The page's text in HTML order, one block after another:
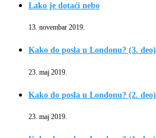
Lako je dotaći nebo
13. novembar 2019.
Kako do posla u Londonu? (3. deo)
23. maj 2019.
Kako do posla u Londonu? (2. deo)
23. maj 2019.